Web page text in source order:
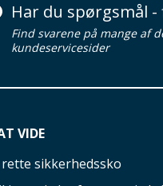
Har du spørgsmål
Find svarene på mange af
kundeservicesider
VIDE
rette sikkerhedssko